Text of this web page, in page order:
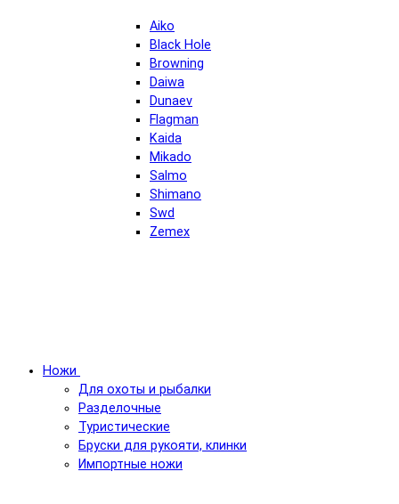
Aiko
Black Hole
Browning
Daiwa
Dunaev
Flagman
Kaida
Mikado
Salmo
Shimano
Swd
Zemex
Ножи
Для охоты и рыбалки
Разделочные
Туристические
Бруски для рукояти, клинки
Импортные ножи